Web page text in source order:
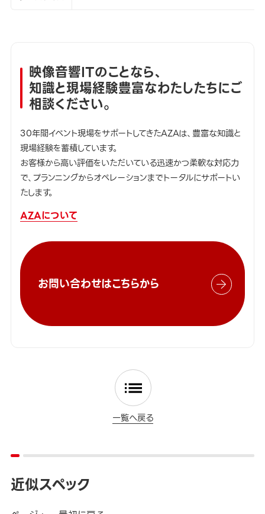
映像音響ITのことなら、
知識と現場経験豊富なわたしたちにご
相談ください。
30年間イベント現場をサポートしてきたAZAは、豊富な知識と
現場経験を蓄積しています。
お客様から高い評価をいただいている迅速かつ柔軟な対応力
で、プランニングからオペレーションまでトータルにサポートい
たします。
AZAについて
お問い合わせはこちらから
一覧へ戻る
近似スペック